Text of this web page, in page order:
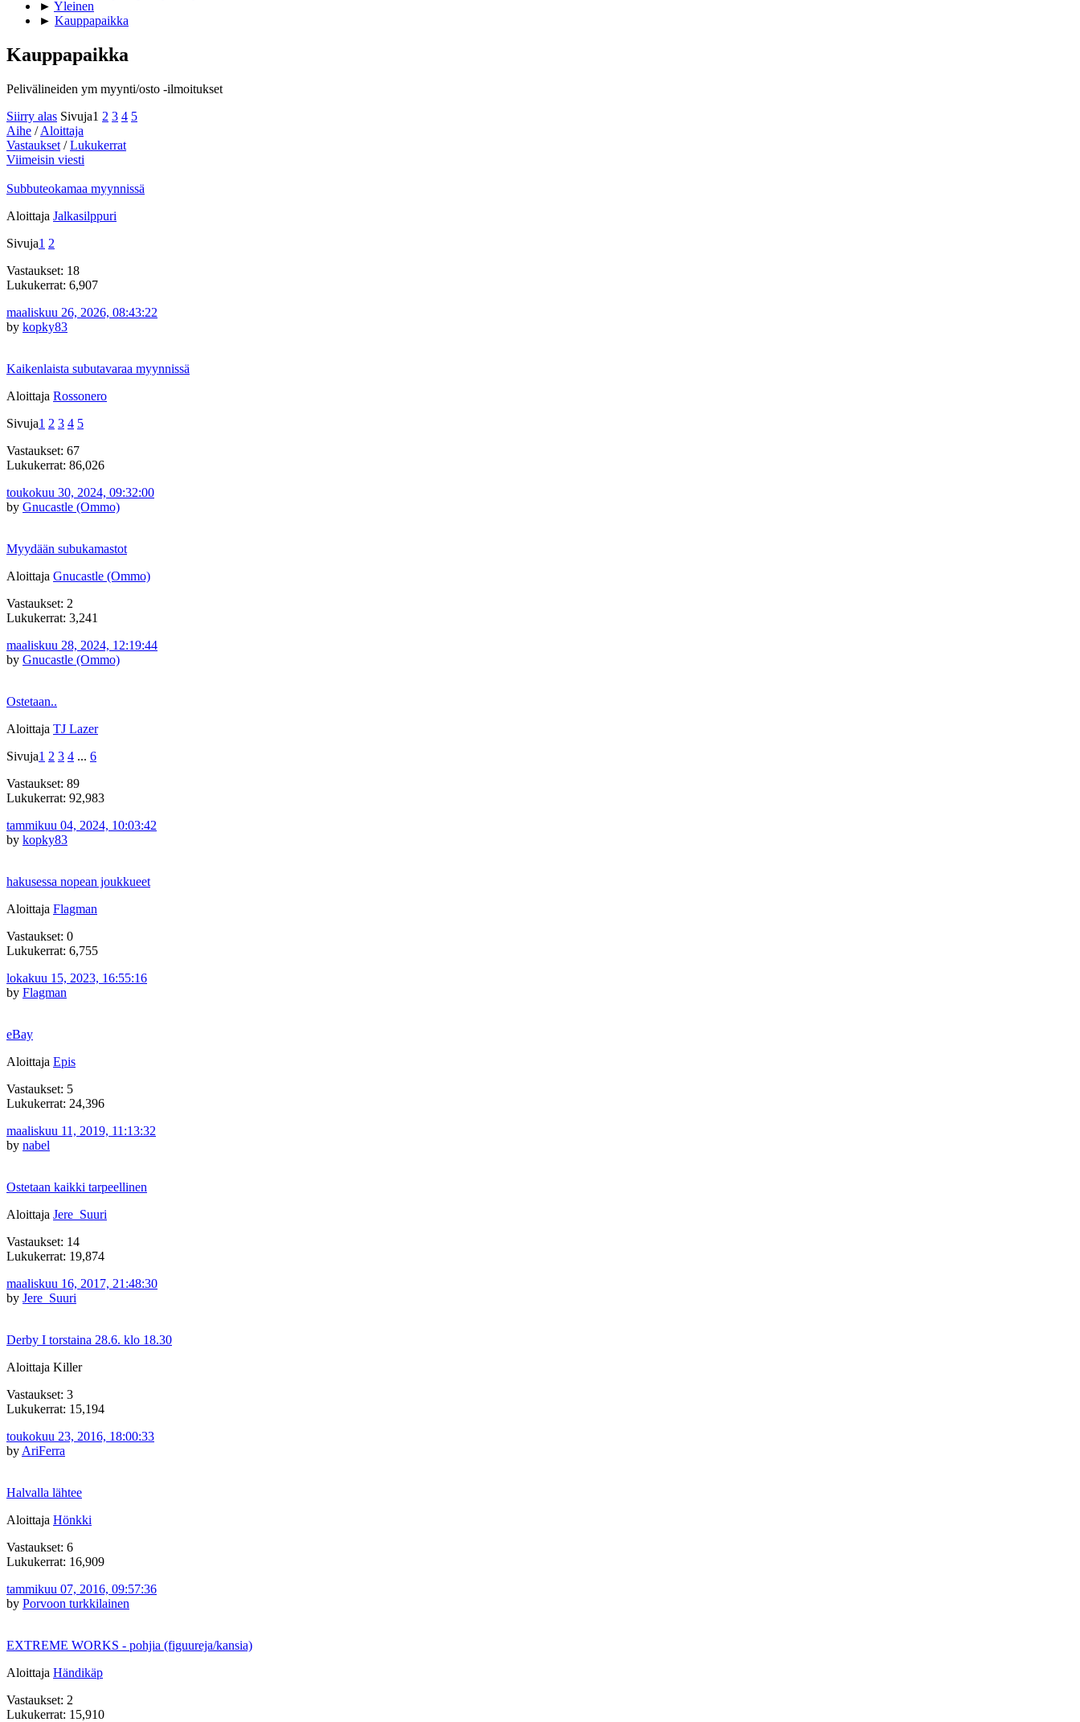
► Yleinen
► Kauppapaikka
Kauppapaikka
Pelivälineiden ym myynti/osto -ilmoitukset
Siirry alas Sivuja1 2 3 4 5
Aihe /Aloittaja
Vastaukset /Lukukerrat
Viimeisin viesti
Subbuteokamaa myynnissä
Aloittaja Jalkasilppuri
Sivuja1 2
Vastaukset: 18
Lukukerrat: 6,907
maaliskuu 26, 2026, 08:43:22
by kopky83
Kaikenlaista subutavaraa myynnissä
Aloittaja Rossonero
Sivuja1 2 3 4 5
Vastaukset: 67
Lukukerrat: 86,026
toukokuu 30, 2024, 09:32:00
by Gnucastle (Ommo)
Myydään subukamastot
Aloittaja Gnucastle (Ommo)
Vastaukset: 2
Lukukerrat: 3,241
maaliskuu 28, 2024, 12:19:44
by Gnucastle (Ommo)
Ostetaan..
Aloittaja TJ Lazer
Sivuja1 2 3 4 ... 6
Vastaukset: 89
Lukukerrat: 92,983
tammikuu 04, 2024, 10:03:42
by kopky83
hakusessa nopean joukkueet
Aloittaja Flagman
Vastaukset: 0
Lukukerrat: 6,755
lokakuu 15, 2023, 16:55:16
by Flagman
eBay
Aloittaja Epis
Vastaukset: 5
Lukukerrat: 24,396
maaliskuu 11, 2019, 11:13:32
by nabel
Ostetaan kaikki tarpeellinen
Aloittaja Jere_Suuri
Vastaukset: 14
Lukukerrat: 19,874
maaliskuu 16, 2017, 21:48:30
by Jere_Suuri
Derby I torstaina 28.6. klo 18.30
Aloittaja Killer
Vastaukset: 3
Lukukerrat: 15,194
toukokuu 23, 2016, 18:00:33
by AriFerra
Halvalla lähtee
Aloittaja Hönkki
Vastaukset: 6
Lukukerrat: 16,909
tammikuu 07, 2016, 09:57:36
by Porvoon turkkilainen
EXTREME WORKS - pohjia (figuureja/kansia)
Aloittaja Händikäp
Vastaukset: 2
Lukukerrat: 15,910